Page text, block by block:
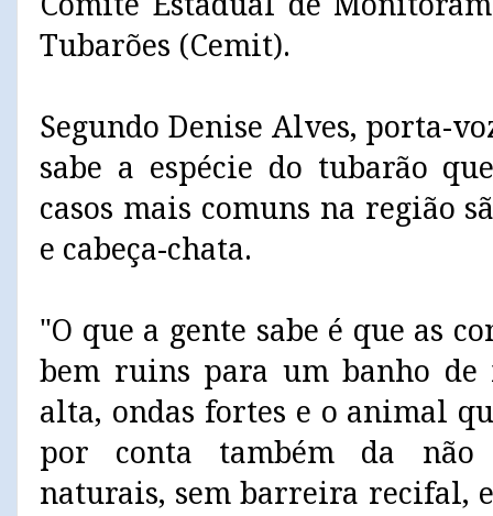
Tubarões (Cemit).
Segundo Denise Alves, porta-
sabe a espécie do tubarão
casos mais comuns na região
e cabeça-chata.
"O que a gente sabe é que as
bem ruins para um banho
alta, ondas fortes e o animal
por conta também da não
naturais, sem barreira recifal,